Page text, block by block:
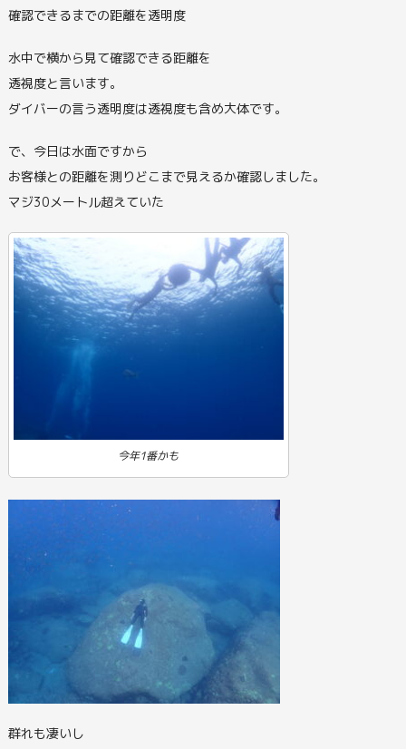
確認できるまでの距離を透明度
水中で横から見て確認できる距離を
透視度と言います。
ダイバーの言う透明度は透視度も含め大体です。
で、今日は水面ですから
お客様との距離を測りどこまで見えるか確認しました。
マジ30メートル超えていた
今年1番かも
群れも凄いし